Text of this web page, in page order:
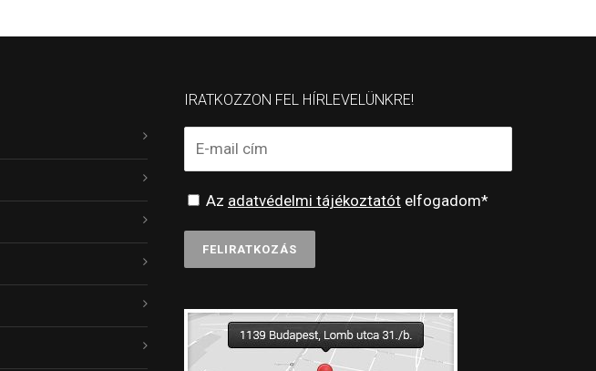
IRATKOZZON FEL HÍRLEVELÜNKRE!
Az adatvédelmi tájékoztatót elfogadom*